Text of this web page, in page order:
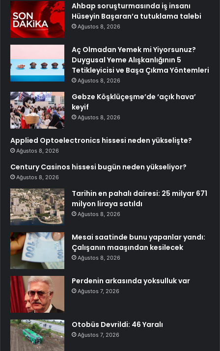
Ahbap soruşturmasında iş insanı
Hüseyin Başaran’a tutuklama talebi
Ağustos 8, 2026
Aç Olmadan Yemek mi Yiyorsunuz?
Duygusal Yeme Alışkanlığının 5
Tetikleyicisi ve Başa Çıkma Yöntemleri
Ağustos 8, 2026
Gebze Köşklüçeşme’de ‘açık hava’
keyif
Ağustos 8, 2026
Applied Optoelectronics hissesi neden yükselişte?
Ağustos 8, 2026
Century Casinos hissesi bugün neden yükseliyor?
Ağustos 8, 2026
Tarihin en pahalı dairesi: 25 milyar 671
milyon liraya satıldı
Ağustos 8, 2026
Mesai saatinde bunu yapanlar yandı:
Çalışanın maaşından kesilecek
Ağustos 8, 2026
Perdenin arkasında yoksulluk var
Ağustos 7, 2026
Otobüs Devrildi: 46 Yaralı
Ağustos 7, 2026